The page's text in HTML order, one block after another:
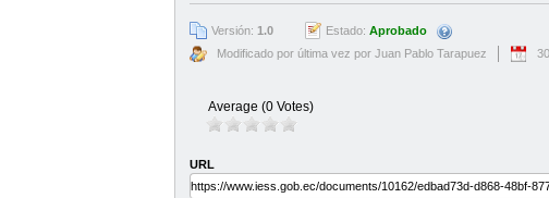
Versión: 1.0 Estado: Aprobado
Modificado por última vez por Juan Pablo Tarapuez
Average (0 Votes)
URL